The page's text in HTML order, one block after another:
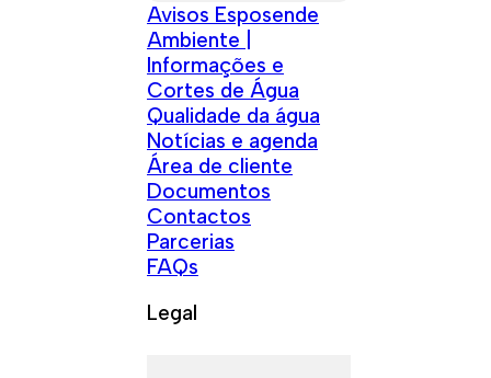
Avisos Esposende
Ambiente |
Informações e
Cortes de Água
Qualidade da água
Notícias e agenda
Área de cliente
Documentos
Contactos
Parcerias
FAQs
Legal